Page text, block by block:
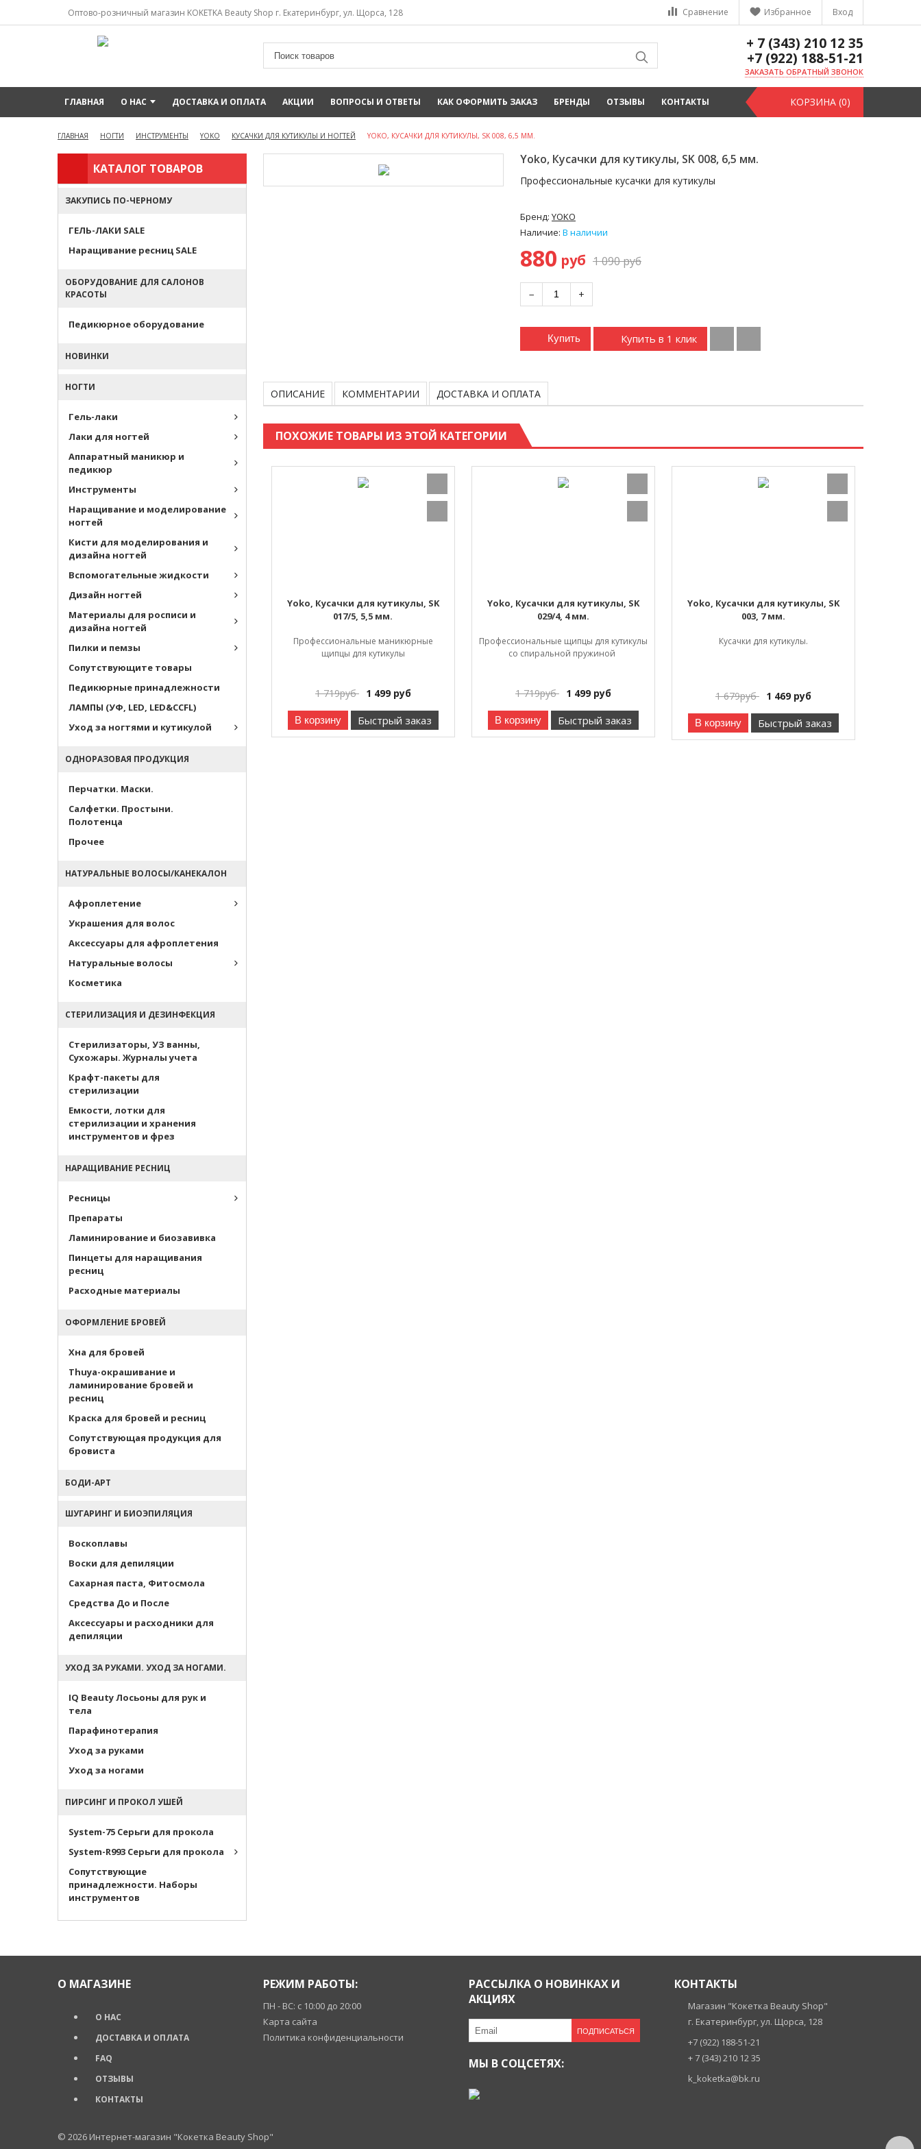
Оптово-розничный магазин KOKETKA Beauty Shop г. Екатеринбург, ул. Щорса, 128 Вход
Избранное
Сравнение
+ 7 (343) 210 12 35
+7 (922) 188-51-21
ЗАКАЗАТЬ ОБРАТНЫЙ ЗВОНОК
ГЛАВНАЯ О НАС ДОСТАВКА И ОПЛАТА АКЦИИ ВОПРОСЫ И ОТВЕТЫ КАК ОФОРМИТЬ ЗАКАЗ БРЕНДЫ ОТЗЫВЫ КОНТАКТЫ КОРЗИНА (0)
ГЛАВНАЯ НОГТИ ИНСТРУМЕНТЫ YOKO КУСАЧКИ ДЛЯ КУТИКУЛЫ И НОГТЕЙ YOKO, КУСАЧКИ ДЛЯ КУТИКУЛЫ, SK 008, 6,5 ММ.
КАТАЛОГ ТОВАРОВ
ЗАКУПИСЬ ПО-ЧЕРНОМУ
ГЕЛЬ-ЛАКИ SALE
Наращивание ресниц SALE
ОБОРУДОВАНИЕ ДЛЯ САЛОНОВ
КРАСОТЫ
Педикюрное оборудование
НОВИНКИ
НОГТИ
Гель-лаки
Лаки для ногтей
Аппаратный маникюр и
педикюр
Инструменты
Наращивание и моделирование
ногтей
Кисти для моделирования и
дизайна ногтей
Вспомогательные жидкости
Дизайн ногтей
Материалы для росписи и
дизайна ногтей
Пилки и пемзы
Сопутствующите товары
Педикюрные принадлежности
ЛАМПЫ (УФ, LED, LED&CCFL)
Уход за ногтями и кутикулой
ОДНОРАЗОВАЯ ПРОДУКЦИЯ
Перчатки. Маски.
Салфетки. Простыни.
Полотенца
Прочее
НАТУРАЛЬНЫЕ ВОЛОСЫ/КАНЕКАЛОН
Афроплетение
Украшения для волос
Аксессуары для афроплетения
Натуральные волосы
Косметика
СТЕРИЛИЗАЦИЯ И ДЕЗИНФЕКЦИЯ
Стерилизаторы, УЗ ванны,
Сухожары. Журналы учета
Крафт-пакеты для
стерилизации
Емкости, лотки для
стерилизации и хранения
инструментов и фрез
НАРАЩИВАНИЕ РЕСНИЦ
Ресницы
Препараты
Ламинирование и биозавивка
Пинцеты для наращивания
ресниц
Расходные материалы
ОФОРМЛЕНИЕ БРОВЕЙ
Хна для бровей
Thuya-окрашивание и
ламинирование бровей и
ресниц
Краска для бровей и ресниц
Сопутствующая продукция для
бровиста
БОДИ-АРТ
ШУГАРИНГ И БИОЭПИЛЯЦИЯ
Воскоплавы
Воски для депиляции
Сахарная паста, Фитосмола
Средства До и После
Аксессуары и расходники для
депиляции
УХОД ЗА РУКАМИ. УХОД ЗА НОГАМИ.
IQ Beauty Лосьоны для рук и
тела
Парафинотерапия
Уход за руками
Уход за ногами
ПИРСИНГ И ПРОКОЛ УШЕЙ
System-75 Серьги для прокола
System-R993 Серьги для прокола
Cопутствующие
принадлежности. Наборы
инструментов
Yoko, Кусачки для кутикулы, SK 008, 6,5 мм.
Профессиональные кусачки для кутикулы
Бренд: YOKO
Наличие: В наличии
880 руб 1 090руб
− +
Купить Купить в 1 клик
ОПИСАНИЕ КОММЕНТАРИИ ДОСТАВКА И ОПЛАТА
ПОХОЖИЕ ТОВАРЫ ИЗ ЭТОЙ КАТЕГОРИИ
Yoko, Кусачки для кутикулы, SK
017/5, 5,5 мм.
Профессиональные маникюрные
щипцы для кутикулы
1 719руб 1 499руб
В корзину Быстрый заказ
Yoko, Кусачки для кутикулы, SK
029/4, 4 мм.
Профессиональные щипцы для кутикулы
со спиральной пружиной
1 719руб 1 499руб
В корзину Быстрый заказ
Yoko, Кусачки для кутикулы, SK
003, 7 мм.
Кусачки для кутикулы.
1 679руб 1 469руб
В корзину Быстрый заказ
О МАГАЗИНЕ
О НАС
ДОСТАВКА И ОПЛАТА
FAQ
ОТЗЫВЫ
КОНТАКТЫ
РЕЖИМ РАБОТЫ:
ПН - ВС: с 10:00 до 20:00
Карта сайта
Политика конфиденциальности
РАССЫЛКА О НОВИНКАХ И
АКЦИЯХ
ПОДПИСАТЬСЯ
МЫ В СОЦСЕТЯХ:
КОНТАКТЫ
Магазин "Кокетка Beauty Shop"
г. Екатеринбург, ул. Щорса, 128
+7 (922) 188-51-21
+ 7 (343) 210 12 35
k_koketka@bk.ru
© 2026 Интернет-магазин "Кокетка Beauty Shop"